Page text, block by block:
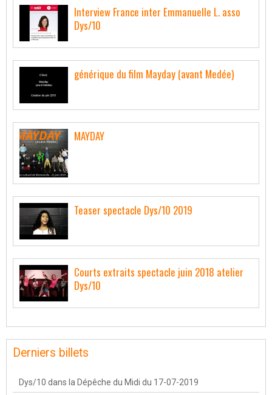
Interview France inter Emmanuelle L. asso
Dys/10
générique du film Mayday (avant Medée)
MAYDAY
Teaser spectacle Dys/10 2019
Courts extraits spectacle juin 2018 atelier
Dys/10
Derniers billets
Dys/10 dans la Dépêche du Midi du 17-07-2019